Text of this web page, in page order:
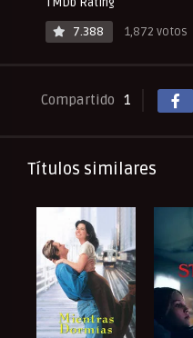
TMDb Rating
7.388
1,872 votos
Compartido 1
Títulos similares